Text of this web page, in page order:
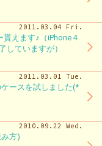
2011.03.04 Fri.
えます♪（iPhone４
していますが）
2011.03.01 Tue.
ースを試しました(*
2010.09.22 Wed.
方)